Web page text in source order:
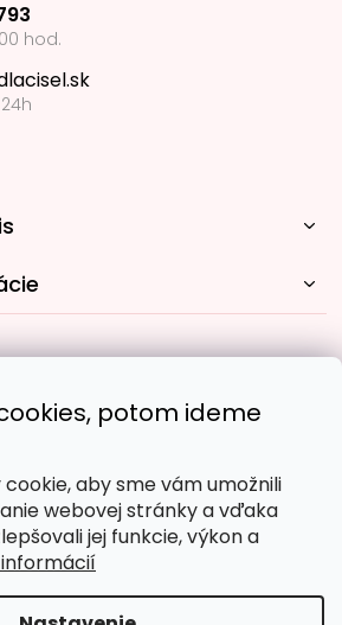
potom ideme
aby sme vám umožnili
webovej stránky a vďaka
jej funkcie, výkon a
hod.
spôsoby platby: